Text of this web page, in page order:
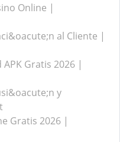
Online |
al Cliente |
Gratis 2026 |
y
Gratis 2026 |